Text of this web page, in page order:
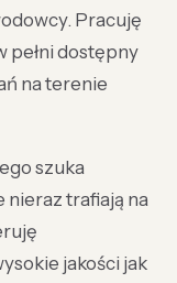
Pracuję
pełni dostępny
na terenie
szuka
trafiają na
jakości jak